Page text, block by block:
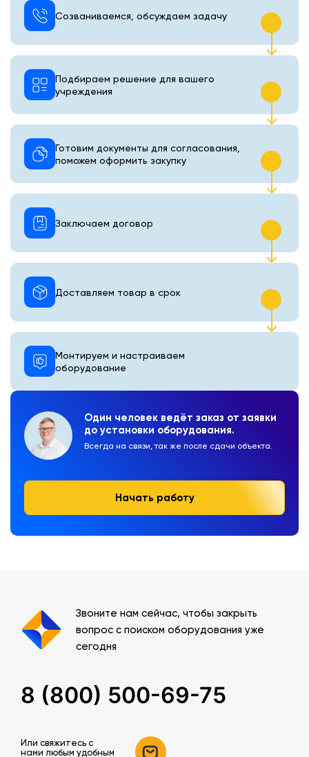
Один человек ведёт заказ от заявки
до установки оборудования.
Всегда на связи, так же после сдачи объекта.
Начать работу
Созваниваемся, обсуждаем задачу
Подбираем решение для вашего
учреждения
Готовим документы для согласования,
поможем оформить закупку
Монтируем и настраиваем
оборудование
Доставляем товар в срок
Заключаем договор
Звоните нам сейчас, чтобы закрыть
вопрос с поиском оборудования уже
сегодня
8 (800) 500-69-75
Или свяжитесь c
нами любым удобным